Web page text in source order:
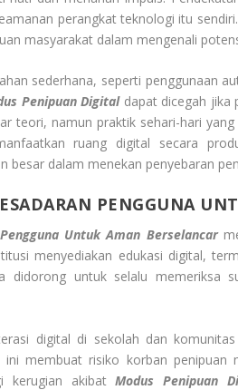
perangkat teknologi itu
masyarakat dalam mengenali
sederhana, seperti penggunaan
Penipuan Digitaldapat dicegah jika
teori, namun praktik sehari-hari
ruang digital secara
besar dalam menekan penyebaran
PENGGUNA
Untuk Aman Berselancar
menyediakan edukasi digital,
didorong untuk selalu memeriksa
digital di sekolah dan
ini membuat risiko korban
kerugian akibatModus Penipuan